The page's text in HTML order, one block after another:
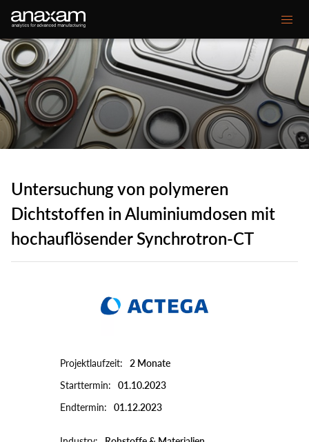
Secondary
Main
navigation
Unsere Kompetenzen
Ihre Herausforderungen
Kundenprojekte
Über ANAXAM
Untersuchung von polymeren
Dichtstoffen in Aluminiumdosen mit
hochauflösender Synchrotron-CT
Projektlaufzeit
2 Monate
Starttermin
01.10.2023
Endtermin
01.12.2023